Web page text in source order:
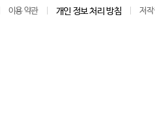
이용 약관 개인 정보 처리 방침 저